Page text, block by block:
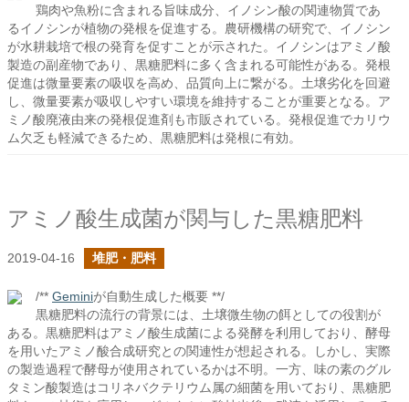
鶏肉や魚粉に含まれる旨味成分、イノシン酸の関連物質であ
るイノシンが植物の発根を促進する。農研機構の研究で、イノシン
が水耕栽培で根の発育を促すことが示された。イノシンはアミノ酸
製造の副産物であり、黒糖肥料に多く含まれる可能性がある。発根
促進は微量要素の吸収を高め、品質向上に繋がる。土壌劣化を回避
し、微量要素が吸収しやすい環境を維持することが重要となる。ア
ミノ酸廃液由来の発根促進剤も市販されている。発根促進でカリウ
ム欠乏も軽減できるため、黒糖肥料は発根に有効。
アミノ酸生成菌が関与した黒糖肥料
2019-04-16 堆肥・肥料
/** Geminiが自動生成した概要 **/
黒糖肥料の流行の背景には、土壌微生物の餌としての役割が
ある。黒糖肥料はアミノ酸生成菌による発酵を利用しており、酵母
を用いたアミノ酸合成研究との関連性が想起される。しかし、実際
の製造過程で酵母が使用されているかは不明。一方、味の素のグル
タミン酸製造はコリネバクテリウム属の細菌を用いており、黒糖肥